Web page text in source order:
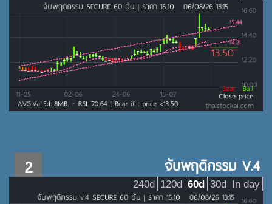
2 จับพฤติกรรม V.4
In day
30d
60d
120d
240d